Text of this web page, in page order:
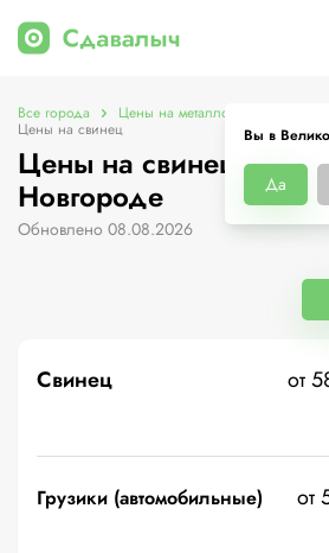
Вы в
Да
Все города Цены на металлолом в Великом
Цены на свинец
Цены на свинец в
Новгороде
Обновлено 08.08.2026
Свинец от
Грузики (автомобильные) от